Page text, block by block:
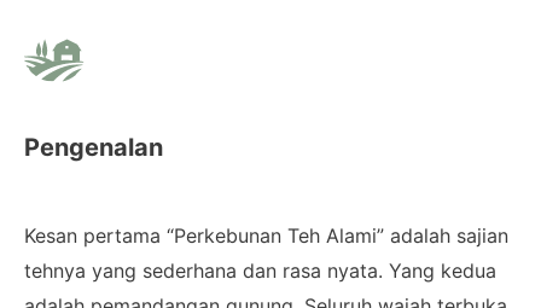
Pengenalan
Kesan pertama “Perkebunan Teh Alami” adalah sajian
tehnya yang sederhana dan rasa nyata. Yang kedua